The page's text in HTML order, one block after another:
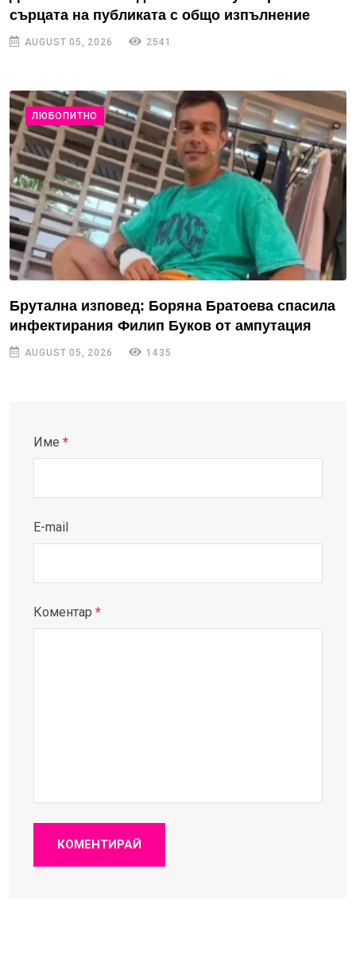
сърцата на публиката с общо изпълнение
AUGUST 05, 2026 2541
ЛЮБОПИТНО
Брутална изповед: Боряна Братоева спасила
инфектирания Филип Буков от ампутация
AUGUST 05, 2026 1435
Име *
E-mail
Коментар *
КОМЕНТИРАЙ